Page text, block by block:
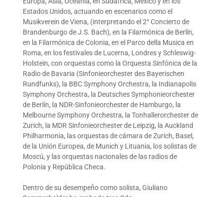
Estados Unidos, actuando en escenarios como el
Musikverein de Viena, (interpretando el 2° Concierto de
Brandenburgo de J.S. Bach), en la Filarmónica de Berlín,
en la Filarmónica de Colonia, en el Parco della Musica en
Roma, en los festivales de Lucerna, Londres y Schleswig-
Holstein, con orquestas como la Orquesta Sinfónica de la
Radio de Bavaria (Sinfonieorchester des Bayerischen
Rundfunks), la BBC Symphony Orchestra, la Indianapolis
Symphony Orchestra, la Deutsches Symphonieorchester
de Berlín, la NDR-Sinfonieorchester de Hamburgo, la
Melbourne Symphony Orchestra, la Tonhallerorchester de
Zurich, la MDR Sinfonieorchester de Leipzig, la Auckland
Philharmonia, las orquestas de cámara de Zurich, Basel,
de la Unión Europea, de Munich y Lituania, los solistas de
Moscú, y las orquestas nacionales de las radios de
Polonia y República Checa.
Dentro de su desempeño como solista, Giuliano